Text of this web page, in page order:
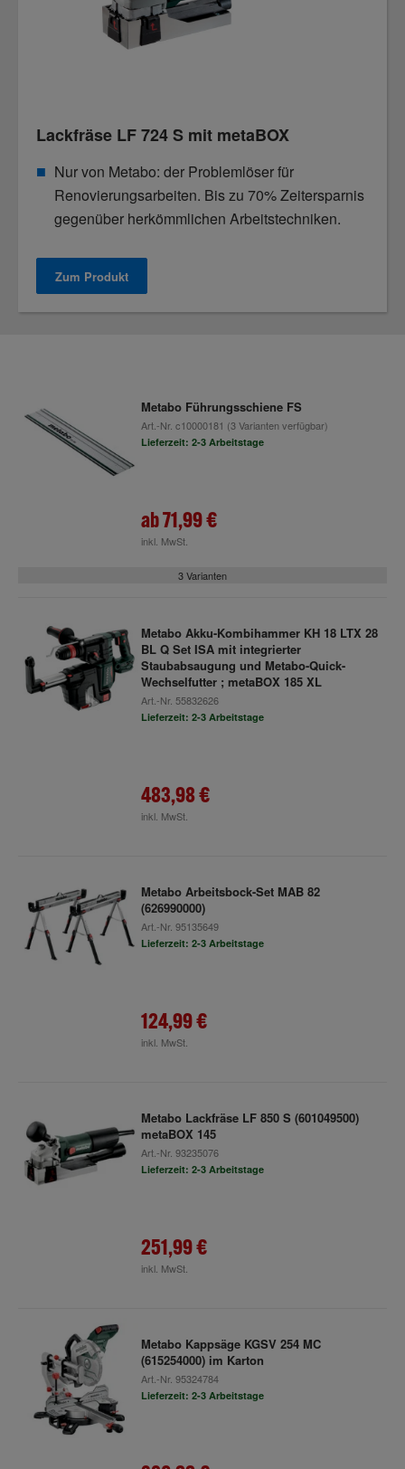
Lackfräse LF 724 S mit metaBOX
Nur von Metabo: der Problemlöser für
Renovierungsarbeiten. Bis zu 70% Zeitersparnis
gegenüber herkömmlichen Arbeitstechniken.
Zum Produkt
Metabo Führungsschiene FS
Art.-Nr. c10000181 (3 Varianten verfügbar)
Lieferzeit: 2-3 Arbeitstage
ab71,99 €
inkl. MwSt.
3 Varianten
Metabo Akku-Kombihammer KH 18 LTX 28
BL Q Set ISA mit integrierter
Staubabsaugung und Metabo-Quick-
Wechselfutter ; metaBOX 185 XL
Art.-Nr. 55832626
Lieferzeit: 2-3 Arbeitstage
483,98 €
inkl. MwSt.
Metabo Arbeitsbock-Set MAB 82
(626990000)
Art.-Nr. 95135649
Lieferzeit: 2-3 Arbeitstage
124,99 €
inkl. MwSt.
Metabo Lackfräse LF 850 S (601049500)
metaBOX 145
Art.-Nr. 93235076
Lieferzeit: 2-3 Arbeitstage
251,99 €
inkl. MwSt.
Metabo Kappsäge KGSV 254 MC
(615254000) im Karton
Art.-Nr. 95324784
Lieferzeit: 2-3 Arbeitstage